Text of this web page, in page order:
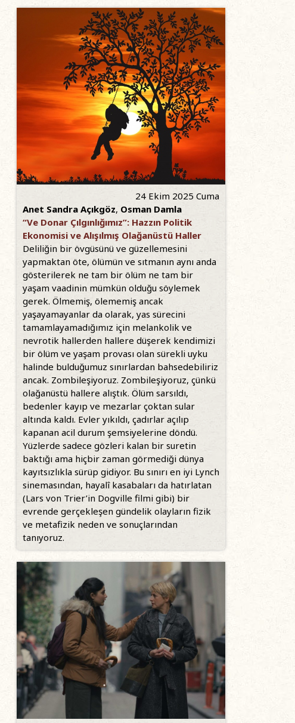
24 Ekim 2025 Cuma
Anet Sandra Açıkgöz, Osman Damla
“Ve Donar Çılgınlığımız”: Hazzın Politik
Ekonomisi ve Alışılmış Olağanüstü Haller
Deliliğin bir övgüsünü ve güzellemesini
yapmaktan öte, ölümün ve sıtmanın aynı anda
gösterilerek ne tam bir ölüm ne tam bir
yaşam vaadinin mümkün olduğu söylemek
gerek. Ölmemiş, ölememiş ancak
yaşayamayanlar da olarak, yas sürecini
tamamlayamadığımız için melankolik ve
nevrotik hallerden hallere düşerek kendimizi
bir ölüm ve yaşam provası olan sürekli uyku
halinde bulduğumuz sınırlardan bahsedebiliriz
ancak. Zombileşiyoruz. Zombileşiyoruz, çünkü
olağanüstü hallere alıştık. Ölüm sarsıldı,
bedenler kayıp ve mezarlar çoktan sular
altında kaldı. Evler yıkıldı, çadırlar açılıp
kapanan acil durum şemsiyelerine döndü.
Yüzlerde sadece gözleri kalan bir suretin
baktığı ama hiçbir zaman görmediği dünya
kayıtsızlıkla sürüp gidiyor. Bu sınırı en iyi Lynch
sinemasından, hayalî kasabaları da hatırlatan
(Lars von Trier’in Dogville filmi gibi) bir
evrende gerçekleşen gündelik olayların fizik
ve metafizik neden ve sonuçlarından
tanıyoruz.